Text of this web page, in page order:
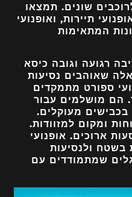
שונים. תמצאו
תיירות, ואופנועי
המתאימות
רגועה וגובה כיסא
שאוהבים נסיעות
ספורט מתמקדים
הם מושלמים עבור
מעוקלים.
ומקום למזוודות.
ארוכים. אופנועי
בשטח ולנסיעות
שמתמודדים עם